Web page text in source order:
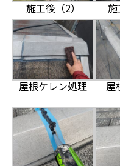
施工後（2） 施
屋根ケレン処理 屋